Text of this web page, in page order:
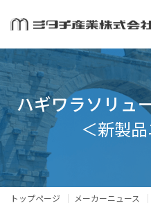
ハギワラソリュ
＜新製
トップページ メーカーニュース